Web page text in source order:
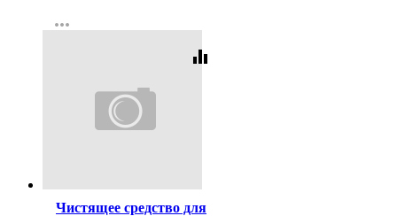
more_horiz
equalizer
Чистящее средство для